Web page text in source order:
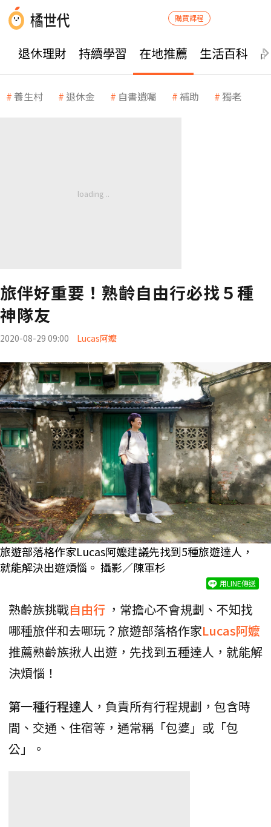
購買課程
退休理財 持續學習 在地推薦 生活百科
養生村 退休金 自書遺囑 補助 獨老
旅伴好重要！熟齡自由行必找５種
神隊友
2020-08-29 09:00 Lucas阿嬤
旅遊部落格作家Lucas阿嬤建議先找到5種旅遊達人，
就能解決出遊煩惱。 攝影／陳軍杉
用LINE傳送
熟齡族挑戰自由行 ，常擔心不會規劃、不知找
哪種旅伴和去哪玩？旅遊部落格作家Lucas阿嬤
推薦熟齡族揪人出遊，先找到五種達人，就能解
決煩惱！
第一種行程達人 ，負責所有行程規劃，包含時
間、交通、住宿等，通常稱「包婆」或「包
公」。